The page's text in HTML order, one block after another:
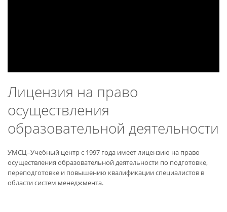
Лицензия на право
осуществления
образовательной деятельности
УМСЦ–Учебный центр с 1997 года имеет лицензию на право
осуществления образовательной деятельности по подготовке,
переподготовке и повышению квалификации специалистов в
области систем менеджмента.